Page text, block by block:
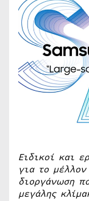
Ειδικοί και
για το
διοργάνωση
μεγάλης